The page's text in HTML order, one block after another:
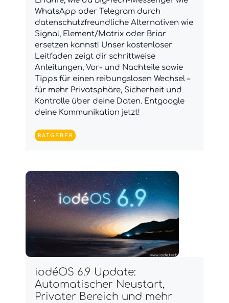
WhatsApp oder Telegram durch
datenschutzfreundliche Alternativen wie
Signal, Element/Matrix oder Briar
ersetzen kannst! Unser kostenloser
Leitfaden zeigt dir schrittweise
Anleitungen, Vor- und Nachteile sowie
Tipps für einen reibungslosen Wechsel –
für mehr Privatsphäre, Sicherheit und
Kontrolle über deine Daten. Entgoogle
deine Kommunikation jetzt!
RATGEBER
iodéOS 6.9 Update:
Automatischer Neustart,
Privater Bereich und mehr